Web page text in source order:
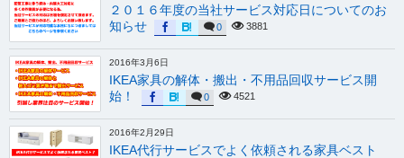
２０１６年度の当社サービス対応日についてのお
知らせ
0 3881
2016年3月6日
IKEA家具の解体・搬出・不用品回収サービス開
始！
0 4521
2016年2月29日
IKEA代行サービスでよく依頼される家具ベスト